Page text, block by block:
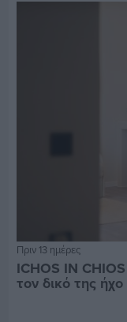
Πριν 13 ημέρες
ICHOS IN
τον δικό της ήχο